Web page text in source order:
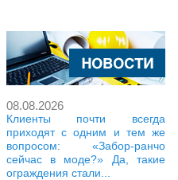
08.08.2026
Клиенты почти всегда
приходят с одним и тем же
вопросом: «Забор-ранчо
сейчас в моде?» Да, такие
ограждения стали...